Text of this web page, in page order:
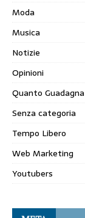
Moda
Musica
Notizie
Opinioni
Quanto Guadagna
Senza categoria
Tempo Libero
Web Marketing
Youtubers